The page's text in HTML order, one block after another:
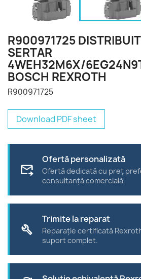
R900971725
SERTAR
4WEH32M6X/
BOSCH REXROTH
R900971725
Download PDF sheet
forward_to_inbox
Ofertă personalizată
Ofertă dedicată cu preț
consultanță comercială.